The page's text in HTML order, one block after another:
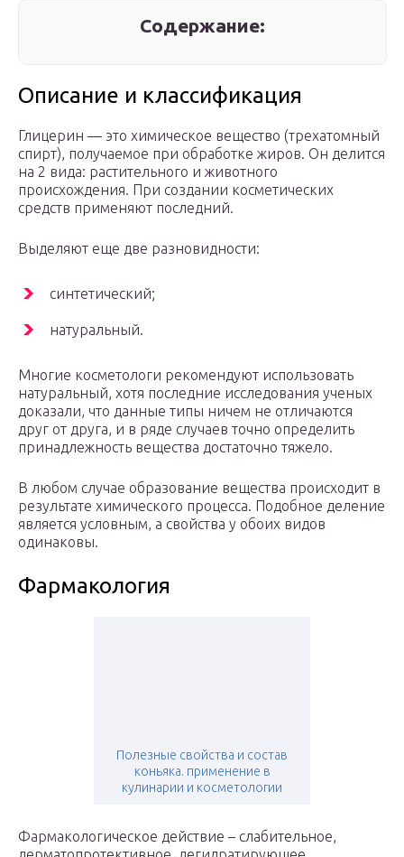
Содержание:
Описание и классификация
Глицерин — это химическое вещество (трехатомный
спирт), получаемое при обработке жиров. Он делится
на 2 вида: растительного и животного
происхождения. При создании косметических
средств применяют последний.
Выделяют еще две разновидности:
синтетический;
натуральный.
Многие косметологи рекомендуют использовать
натуральный, хотя последние исследования ученых
доказали, что данные типы ничем не отличаются
друг от друга, и в ряде случаев точно определить
принадлежность вещества достаточно тяжело.
В любом случае образование вещества происходит в
результате химического процесса. Подобное деление
является условным, а свойства у обоих видов
одинаковы.
Фармакология
Полезные свойства и состав
коньяка. применение в
кулинарии и косметологии
Фармакологическое действие – слабительное,